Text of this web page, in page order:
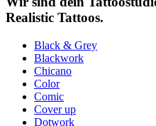
Realistic Tattoos.
Black & Grey
Blackwork
Chicano
Color
Comic
Cover up
Dotwork